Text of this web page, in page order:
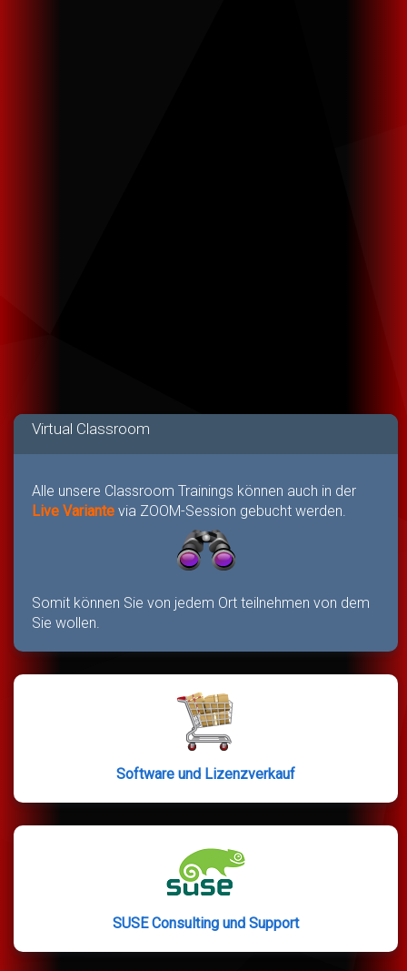
Virtual Classroom
Alle unsere Classroom Trainings können auch in der
Live Variante via ZOOM-Session gebucht werden.
Somit können Sie von jedem Ort teilnehmen von dem
Sie wollen.
Software und Lizenzverkauf
SUSE Consulting und Support